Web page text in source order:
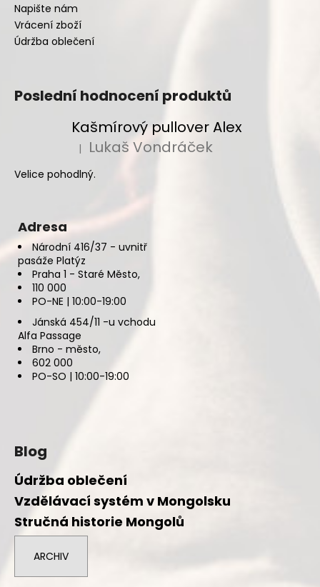
Napište nám
Vrácení zboží
Údržba oblečení
Poslední hodnocení produktů
Kašmírový pullover Alex
Hodnocení produktu je 5 z 5 hvězdiček.
| Lukaš Vondráček
Velice pohodlný.
Adresa
Národní 416/37 - uvnitř
pasáže Platýz
Praha 1 - Staré Město,
110 000
PO-NE | 10:00-19:00
Jánská 454/11 -u vchodu
Alfa Passage
Brno - město,
602 000
PO-SO | 10:00-19:00
Blog
Údržba oblečení
Vzdělávací systém v Mongolsku
Stručná historie Mongolů
ARCHIV